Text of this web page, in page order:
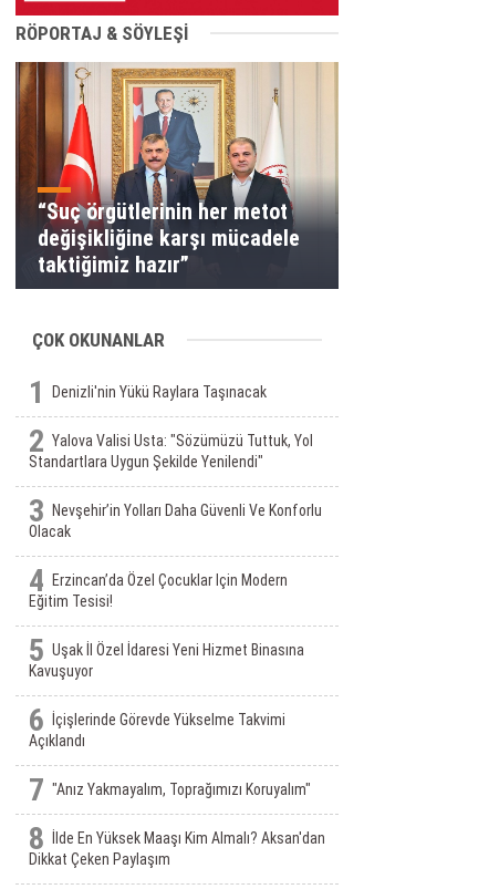
RÖPORTAJ & SÖYLEŞİ
“Suç örgütlerinin her metot
değişikliğine karşı mücadele
taktiğimiz hazır”
ÇOK OKUNANLAR
1 Denizli'nin Yükü Raylara Taşınacak
2 Yalova Valisi Usta: "Sözümüzü Tuttuk, Yol
Standartlara Uygun Şekilde Yenilendi"
3
Nevşehir’in Yolları Daha Güvenli Ve Konforlu
Olacak
4
Erzincan’da Özel Çocuklar Için Modern
Eğitim Tesisi!
5 Uşak İl Özel İdaresi Yeni Hizmet Binasına
Kavuşuyor
6
İçişlerinde Görevde Yükselme Takvimi
Açıklandı
7 "Anız Yakmayalım, Toprağımızı Koruyalım"
8
İlde En Yüksek Maaşı Kim Almalı? Aksan'dan
Dikkat Çeken Paylaşım